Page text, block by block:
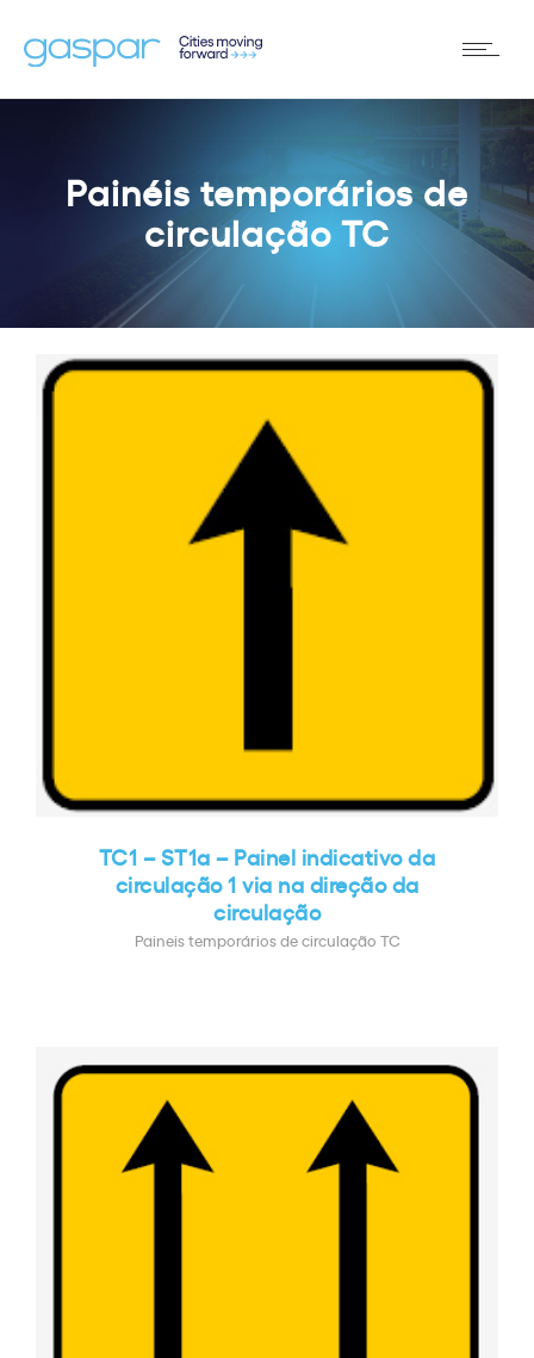
Painéis temporários de
circulação TC
TC1 – ST1a – Painel indicativo da
circulação 1 via na direção da
circulação
Paineis temporários de circulação TC